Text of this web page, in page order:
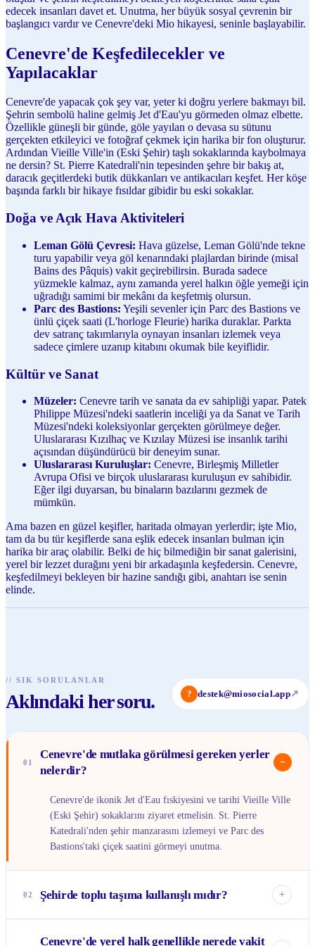
edecek insanları davet et. Unutma, her büyük sosyal çevrenin bir
başlangıcı vardır ve Cenevre'deki Mio hikayesi, seninle başlayabilir.
Cenevre'de Keşfedilecekler ve
Yapılacaklar
Cenevre'de yapacak çok şey var, yeter ki doğru yerlere bakmayı bil.
Şehrin sembolü haline gelmiş Jet d'Eau'yu görmeden olmaz elbette.
Özellikle güneşli bir günde, göle yayılan o devasa su sütunu
gerçekten etkileyici ve fotoğraf çekmek için harika bir fon oluşturur.
Ardından Vieille Ville'in (Eski Şehir) taşlı sokaklarında kaybolmaya
ne dersin? St. Pierre Katedrali'nin tepesinden şehre bir bakış at,
daracık geçitlerdeki butik dükkanları ve antikacıları keşfet. Her köşe
başında farklı bir hikaye fısıldar gibidir bu eski sokaklar.
Doğa ve Açık Hava Aktiviteleri
Leman Gölü Çevresi: Hava güzelse, Leman Gölü'nde tekne
turu yapabilir veya göl kenarındaki plajlardan birinde (misal
Bains des Pâquis) vakit geçirebilirsin. Burada sadece
yüzmekle kalmaz, aynı zamanda yerel halkın öğle yemeği için
uğradığı samimi bir mekânı da keşfetmiş olursun.
Parc des Bastions: Yeşili sevenler için Parc des Bastions ve
ünlü çiçek saati (L'horloge Fleurie) harika duraklar. Parkta
dev satranç takımlarıyla oynayan insanları izlemek veya
sadece çimlere uzanıp kitabını okumak bile keyiflidir.
Kültür ve Sanat
Müzeler: Cenevre tarih ve sanata da ev sahipliği yapar. Patek
Philippe Müzesi'ndeki saatlerin inceliği ya da Sanat ve Tarih
Müzesi'ndeki koleksiyonlar gerçekten görülmeye değer.
Uluslararası Kızılhaç ve Kızılay Müzesi ise insanlık tarihi
açısından düşündürücü bir deneyim sunar.
Uluslararası Kuruluşlar: Cenevre, Birleşmiş Milletler
Avrupa Ofisi ve birçok uluslararası kuruluşun ev sahibidir.
Eğer ilgi duyarsan, bu binaların bazılarını gezmek de
mümkün.
Ama bazen en güzel keşifler, haritada olmayan yerlerdir; işte Mio,
tam da bu tür keşiflerde sana eşlik edecek insanları bulman için
harika bir araç olabilir. Belki de hiç bilmediğin bir sanat galerisini,
yerel bir lezzet durağını yeni bir arkadaşınla keşfedersin. Cenevre,
keşfedilmeyi bekleyen bir hazine sandığı gibi, anahtarı ise senin
elinde.
// SIK SORULANLAR
Aklındaki her soru. ? destek@miosocial.app↗
01
Cenevre'de mutlaka görülmesi gereken yerler
nelerdir?
−
Cenevre'de ikonik Jet d'Eau fıskiyesini ve tarihi Vieille Ville
(Eski Şehir) sokaklarını ziyaret etmelisin. St. Pierre
Katedrali'nden şehir manzarasını izlemeyi ve Parc des
Bastions'taki çiçek saatini görmeyi unutma.
02 Şehirde toplu taşıma kullanışlı mıdır? +
kullanışlıdır. Tramvaylar, otobüsler ve trenler şehrin her
Cenevre'de yerel halk genellikle nerede vakit